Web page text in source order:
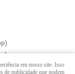
em nosso site. Isso
de publicidade que podem